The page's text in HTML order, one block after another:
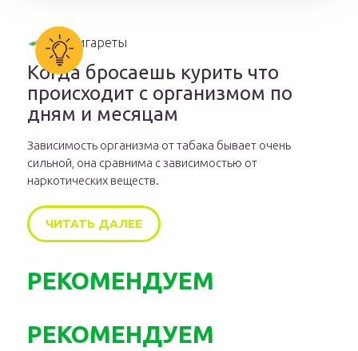
Когда бросаешь курить что
происходит с организмом по
дням и месяцам
Зависимость организма от табака бывает очень
сильной, она сравнима с зависимостью от
наркотических веществ.
ЧИТАТЬ ДАЛЕЕ
РЕКОМЕНДУЕМ
РЕКОМЕНДУЕМ